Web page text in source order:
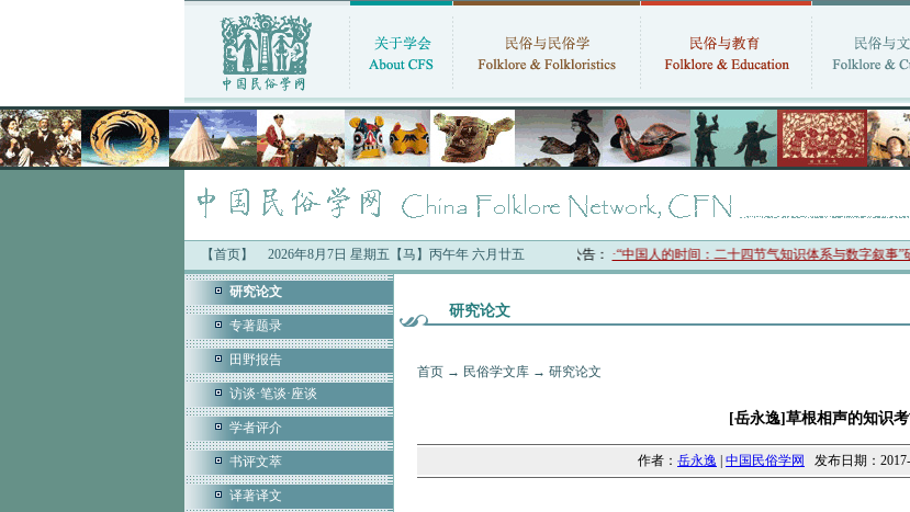
【首页】 2026年8月7日 星期五【马】丙午年 六月廿五
中国民俗学会最新公告： ·“中国人的时间：二十四节气知识体系与数字叙事”研讨
研究论文
专著题录
田野报告
访谈·笔谈·座谈
学者评介
书评文萃
译著译文
研究论文
首页→ 民俗学文库→ 研究论文
[岳永逸]草根相声的知识
作者： 岳永逸 中国民俗学网 发布日期：